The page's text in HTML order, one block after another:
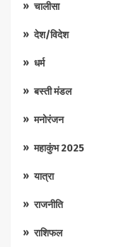
चालीसा
देश/विदेश
धर्म
बस्ती मंडल
मनोरंजन
महाकुंभ 2025
यात्रा
राजनीति
राशिफल